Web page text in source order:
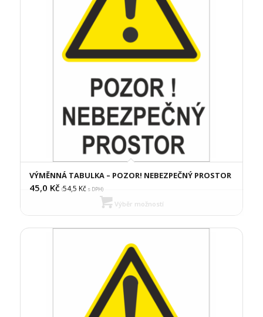
VÝMĚNNÁ TABULKA – POZOR! NEBEZPEČNÝ PROSTOR
45,0 Kč (54,5 Kčs DPH)
Výběr možností